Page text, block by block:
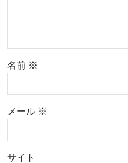
名前 ※
メール ※
サイト